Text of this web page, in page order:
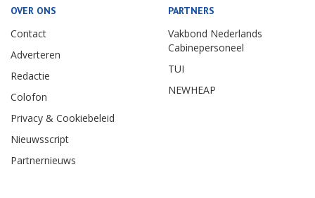
OVER ONS
Contact
Adverteren
Redactie
Colofon
Privacy & Cookiebeleid
Nieuwsscript
Partnernieuws
PARTNERS
Vakbond Nederlands
Cabinepersoneel
TUI
NEWHEAP